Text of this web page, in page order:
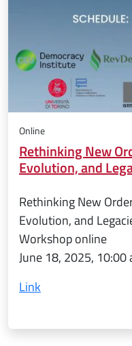
Online
Rethinking New
Evolution, and
Rethinking New
Evolution, and
Workshop online
June 18, 2025,
Link